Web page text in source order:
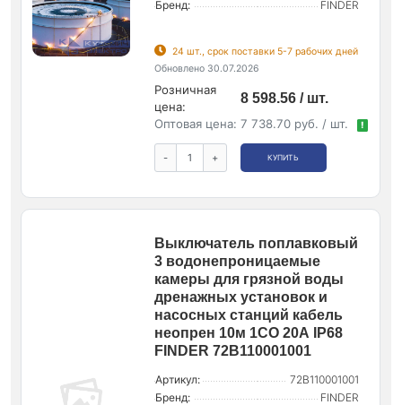
Бренд:
FINDER
24 шт., срок поставки 5-7 рабочих дней
Обновлено 30.07.2026
Розничная
цена:
8 598.56 / шт.
Оптовая цена: 7 738.70 руб. / шт. !
- + КУПИТЬ
Выключатель поплавковый
3 водонепроницаемые
камеры для грязной воды
дренажных установок и
насосных станций кабель
неопрен 10м 1СО 20А IP68
FINDER 72B110001001
Артикул:
72B110001001
Бренд:
FINDER